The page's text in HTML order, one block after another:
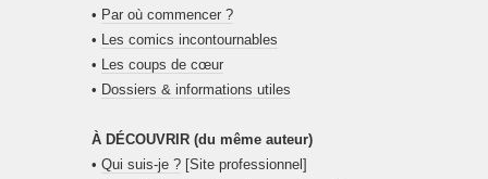
• Par où commencer ?
•
Les comics incontournables
•
Les coups de cœur
• Dossiers & informations utiles
À DÉCOUVRIR (du même auteur)
• Qui suis-je ? [Site professionnel]